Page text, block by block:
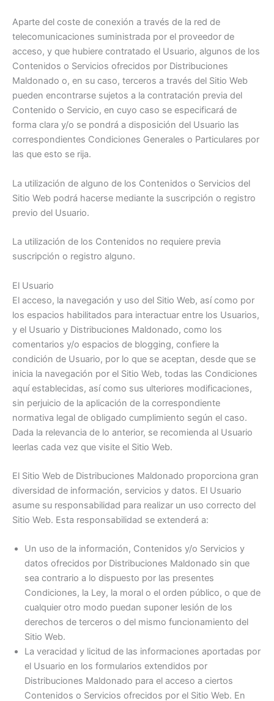
Aparte del coste de conexión a través de la red de
telecomunicaciones suministrada por el proveedor de
acceso, y que hubiere contratado el Usuario, algunos de los
Contenidos o Servicios ofrecidos por Distribuciones
Maldonado o, en su caso, terceros a través del Sitio Web
pueden encontrarse sujetos a la contratación previa del
Contenido o Servicio, en cuyo caso se especificará de
forma clara y/o se pondrá a disposición del Usuario las
correspondientes Condiciones Generales o Particulares por
las que esto se rija.
La utilización de alguno de los Contenidos o Servicios del
Sitio Web podrá hacerse mediante la suscripción o registro
previo del Usuario.
La utilización de los Contenidos no requiere previa
suscripción o registro alguno.
El Usuario
El acceso, la navegación y uso del Sitio Web, así como por
los espacios habilitados para interactuar entre los Usuarios,
y el Usuario y Distribuciones Maldonado, como los
comentarios y/o espacios de blogging, confiere la
condición de Usuario, por lo que se aceptan, desde que se
inicia la navegación por el Sitio Web, todas las Condiciones
aquí establecidas, así como sus ulteriores modificaciones,
sin perjuicio de la aplicación de la correspondiente
normativa legal de obligado cumplimiento según el caso.
Dada la relevancia de lo anterior, se recomienda al Usuario
leerlas cada vez que visite el Sitio Web.
El Sitio Web de Distribuciones Maldonado proporciona gran
diversidad de información, servicios y datos. El Usuario
asume su responsabilidad para realizar un uso correcto del
Sitio Web. Esta responsabilidad se extenderá a:
Un uso de la información, Contenidos y/o Servicios y
datos ofrecidos por Distribuciones Maldonado sin que
sea contrario a lo dispuesto por las presentes
Condiciones, la Ley, la moral o el orden público, o que de
cualquier otro modo puedan suponer lesión de los
derechos de terceros o del mismo funcionamiento del
Sitio Web.
La veracidad y licitud de las informaciones aportadas por
el Usuario en los formularios extendidos por
Distribuciones Maldonado para el acceso a ciertos
Contenidos o Servicios ofrecidos por el Sitio Web. En